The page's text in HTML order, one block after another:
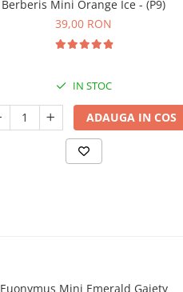
Berberis Mini Orange Ice - (P9)
39,00 RON
IN STOC
ADAUGA IN COS
Euonymus Mini Emerald Gaiety